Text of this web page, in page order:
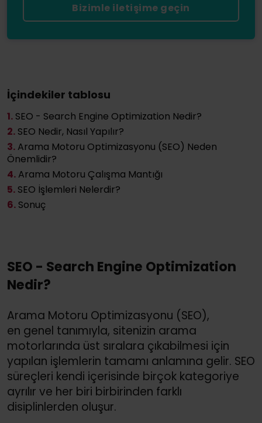
Bizimle iletişime geçin
İçindekiler tablosu
1. SEO - Search Engine Optimization Nedir?
2. SEO Nedir, Nasıl Yapılır?
3. Arama Motoru Optimizasyonu (SEO) Neden
Önemlidir?
4. Arama Motoru Çalışma Mantığı
5. SEO İşlemleri Nelerdir?
6. Sonuç
SEO - Search Engine Optimization
Nedir?
Arama Motoru Optimizasyonu (SEO),
en genel tanımıyla, sitenizin arama
motorlarında üst sıralara çıkabilmesi için
yapılan işlemlerin tamamı anlamına gelir. SEO
süreçleri kendi içerisinde birçok kategoriye
ayrılır ve her biri birbirinden farklı
disiplinlerden oluşur.